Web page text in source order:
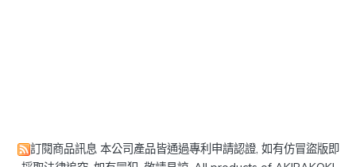
訂閱商品訊息本公司產品皆通過專利申請認證, 如有仿冒盜版即